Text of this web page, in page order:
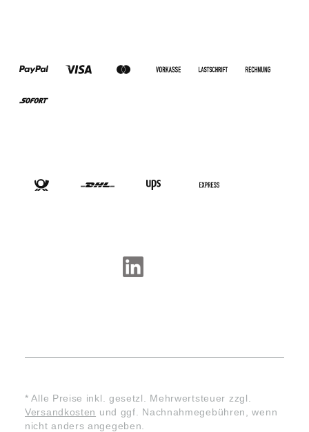
* Alle Preise inkl. gesetzl. Mehrwertsteuer zzgl.
Versandkosten und ggf. Nachnahmegebühren, wenn
nicht anders angegeben.